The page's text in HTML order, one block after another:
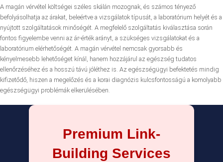
A magán vérvétel költségei széles skálán mozognak, és számos tényező
befolyásolhatja az árakat, beleértve a vizsgálatok típusát, a laboratórium helyét és a
nyújtott szolgáltatások minőségét. A megfelelő szolgáltatás kiválasztása során
fontos figyelembe venni az ár-érték arányt, a szükséges vizsgálatokat és a
laboratórium elérhetőségét. A magán vérvétel nemcsak gyorsabb és
kényelmesebb lehetőséget kínál, hanem hozzájárul az egészség tudatos
ellenőrzéséhez és a hosszú távú jóléthez is. Az egészségügyi befektetés mindig
kifizetődő, hiszen a megelőzés és a korai diagnózis kulcsfontosságú a komolyabb
egészségügyi problémák elkerülésében.
Premium Link-
Building Services